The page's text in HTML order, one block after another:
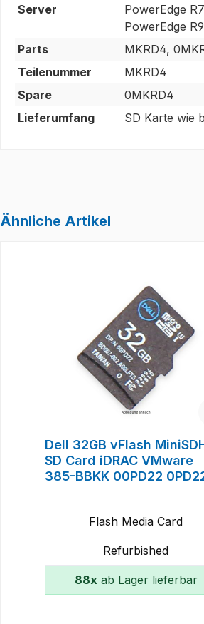
Server
PowerEdge
PowerEdge
Parts
MKRD4,
Teilenummer
MKRD4
Spare
0MKRD4
Lieferumfang
SD Karte wie
Ähnliche Artikel
Dell 32GB vFlash
SD Card iDRAC VMware
385-BBKK 00PD22
Flash Media Card
Refurbished
88x ab Lager lieferbar